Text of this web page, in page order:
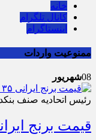
خانه
کانال تلگرام
اینستاگرام
ممنوعیت واردات
08شهریور
رئیس اتحادیه صنف
قیمت برنج ایرانی ۳۵ درصد کاهش